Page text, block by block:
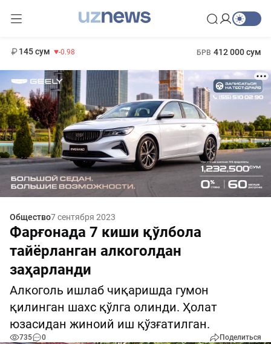
145 сум -0.98 БРВ 412 000 сум
Общество7 сентября 2023
Фарғонада 7 киши қўлбола
тайёрланган алкоголдан
заҳарланди
Алкоголь ишлаб чиқаришда гумон
қилинган шахс қўлга олинди. Ҳолат
юзасидан жиноий иш қўзғатилган.
735 0 Поделиться